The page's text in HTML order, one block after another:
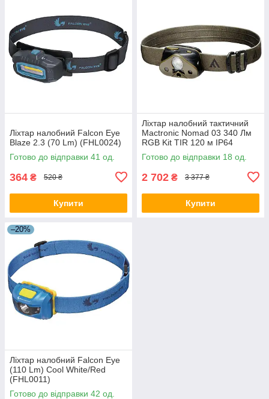
Ліхтар налобний Falcon Eye
Blaze 2.3 (70 Lm) (FHL0024)
Готово до відправки 41 од.
364 ₴ 520 ₴
Купити
Ліхтар налобний тактичний
Mactronic Nomad 03 340 Лм
RGB Kit TIR 120 м IP64
акумуляторні AAA Khaki
Готово до відправки 18 од.
2 702 ₴ 3 377 ₴
Купити
–20%
Ліхтар налобний Falcon Eye
(110 Lm) Cool White/Red
(FHL0011)
Готово до відправки 42 од.